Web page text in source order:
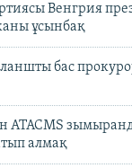
Венгрия
ұсынбақ
бас
ATACMS
алмақ